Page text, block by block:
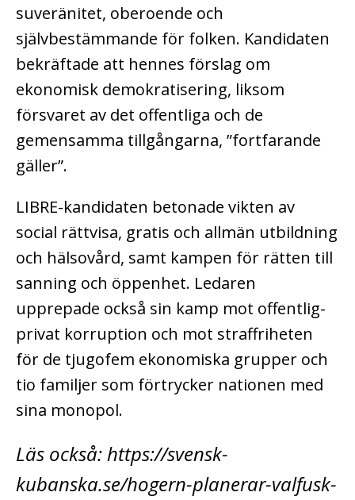
suveränitet, oberoende och
självbestämmande för folken. Kandidaten
bekräftade att hennes förslag om
ekonomisk demokratisering, liksom
försvaret av det offentliga och de
gemensamma tillgångarna, ”fortfarande
gäller”.
LIBRE-kandidaten betonade vikten av
social rättvisa, gratis och allmän utbildning
och hälsovård, samt kampen för rätten till
sanning och öppenhet. Ledaren
upprepade också sin kamp mot offentlig-
privat korruption och mot straffriheten
för de tjugofem ekonomiska grupper och
tio familjer som förtrycker nationen med
sina monopol.
Läs också: https://svensk-
kubanska.se/hogern-planerar-valfusk-